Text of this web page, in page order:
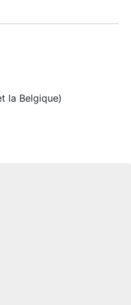
la Belgique)